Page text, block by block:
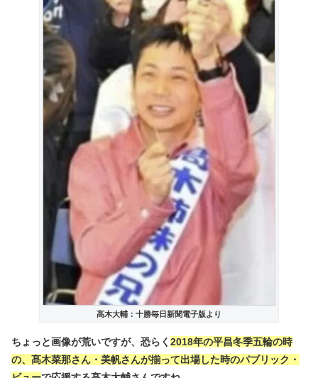
髙木大輔：十勝毎日新聞電子版より
ちょっと画像が荒いですが、恐らく 2018年の平昌冬季五輪の時
の、髙木菜那さん・美帆さんが揃って出場した時のパブリック・